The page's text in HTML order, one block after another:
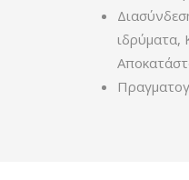
ιδρύματα,